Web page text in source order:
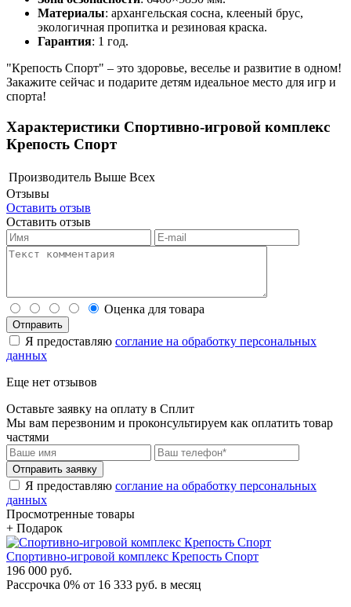
Материалы: архангельская сосна, клееный брус,
экологичная пропитка и резиновая краска.
Гарантия: 1 год.
"Крепость Спорт" – это здоровье, веселье и развитие в одном!
Закажите сейчас и подарите детям идеальное место для игр и
спорта!
Характеристики Спортивно-игровой комплекс
Крепость Спорт
Производитель Выше Всех
Отзывы
Оставить отзыв
Оставить отзыв
Оценка для товара
Я предоставляю соглание на обработку персональных
данных
Еще нет отзывов
Оставьте заявку на оплату в Сплит
Мы вам перезвоним и проконсультируем как оплатить товар
частями
Я предоставляю соглание на обработку персональных
данных
Просмотренные товары
+ Подарок
Спортивно-игровой комплекс Крепость Спорт
196 000 руб.
Рассрочка 0% от 16 333 руб. в месяц